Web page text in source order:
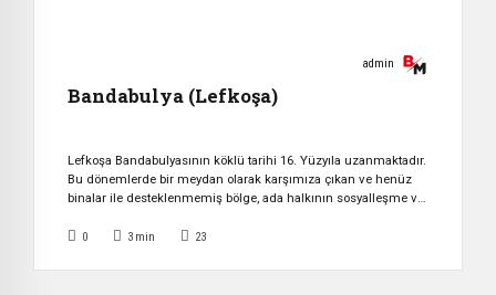
admin
Bandabulya (Lefkoşa)
Lefkoşa Bandabulyasının köklü tarihi 16. Yüzyıla uzanmaktadır.
Bu dönemlerde bir meydan olarak karşımıza çıkan ve henüz
binalar ile desteklenmemiş bölge, ada halkının sosyalleşme ve
İngiliz yönetimi bugünkü kapalı çarşı mimarisini
Pantopolio kelimesinden türetilmiştir. Pantopolio eski
0 3 min 23